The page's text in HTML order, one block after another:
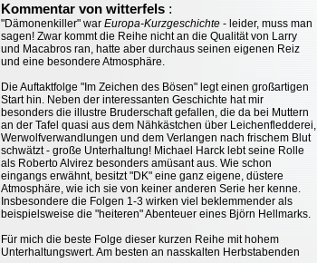
Kommentar von witterfels :
"Dämonenkiller" war Europa-Kurzgeschichte - leider, muss man
sagen! Zwar kommt die Reihe nicht an die Qualität von Larry
und Macabros ran, hatte aber durchaus seinen eigenen Reiz
und eine besondere Atmosphäre.
Die Auftaktfolge "Im Zeichen des Bösen" legt einen großartigen
Start hin. Neben der interessanten Geschichte hat mir
besonders die illustre Bruderschaft gefallen, die da bei Muttern
an der Tafel quasi aus dem Nähkästchen über Leichenfledderei,
Werwolfverwandlungen und dem Verlangen nach frischem Blut
schwätzt - große Unterhaltung! Michael Harck lebt seine Rolle
als Roberto Alvirez besonders amüsant aus. Wie schon
eingangs erwähnt, besitzt "DK" eine ganz eigene, düstere
Atmosphäre, wie ich sie von keiner anderen Serie her kenne.
Insbesondere die Folgen 1-3 wirken viel beklemmender als
beispielsweise die "heiteren" Abenteuer eines Björn Hellmarks.
Für mich die beste Folge dieser kurzen Reihe mit hohem
Unterhaltungswert. Am besten an nasskalten Herbstabenden